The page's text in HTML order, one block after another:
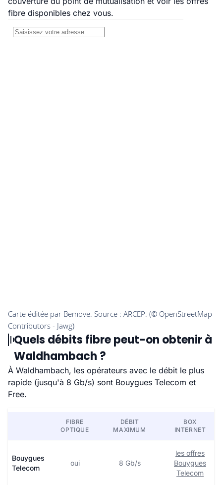
fibre disponibles chez vous.
Quels débits fibre peut-on obtenir à
Waldhambach ?
À Waldhambach, les opérateurs avec le débit le plus
rapide (jusqu'à 8 Gb/s) sont Bouygues Telecom et
Free.
FIBRE
OPTIQUE
DÉBIT
MAXIMUM
BOX
INTERNET
Bouygues
Telecom
oui 8 Gb/s
les offres
Bouygues
Telecom